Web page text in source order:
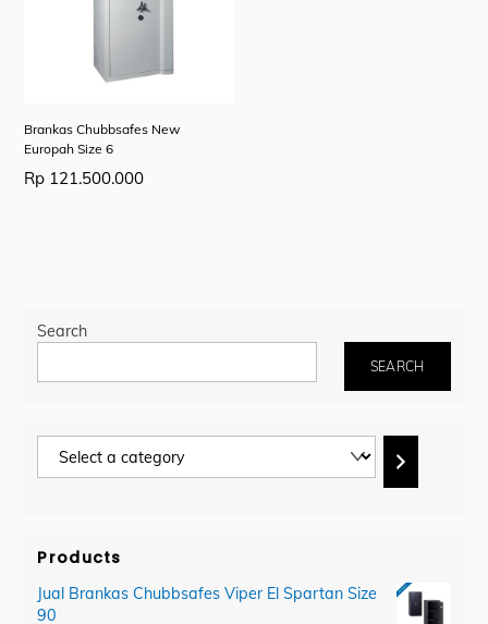
Brankas Chubbsafes New
Europah Size 6
Rp 121.500.000
Search
SEARCH
Products
Jual Brankas Chubbsafes Viper El Spartan Size
90